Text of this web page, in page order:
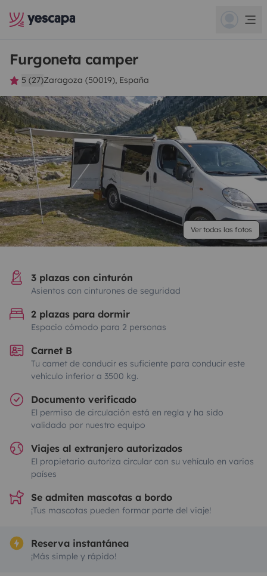
Furgoneta camper
5 (27)Zaragoza (50019), España
Ver todas las fotos
3 plazas con cinturón
Asientos con cinturones de seguridad
2 plazas para dormir
Espacio cómodo para 2 personas
Carnet B
Tu carnet de conducir es suficiente para conducir este
vehículo inferior a 3500 kg.
Documento verificado
El permiso de circulación está en regla y ha sido
validado por nuestro equipo
Viajes al extranjero autorizados
El propietario autoriza circular con su vehículo en varios
países
Se admiten mascotas a bordo
¡Tus mascotas pueden formar parte del viaje!
Reserva instantánea
¡Más simple y rápido!